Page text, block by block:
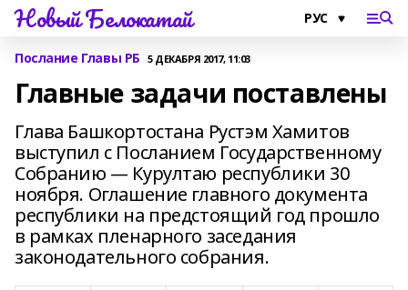
Новый Белокатай
Послание Главы РБ 5 ДЕКАБРЯ 2017, 11:03
Главные задачи поставлены
Глава Башкортостана Рустэм Хамитов
выступил с Посланием Государственному
Собранию — Курултаю республики 30
ноября. Оглашение главного документа
республики на предстоящий год прошло
в рамках пленарного заседания
законодательного собрания.